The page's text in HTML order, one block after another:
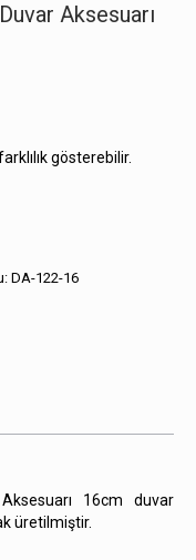
Aksesuarı
gösterebilir.
DA-122-16
16cm duvar
üretilmiştir.